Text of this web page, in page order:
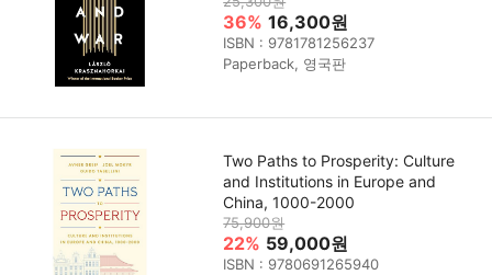
36% 16,300원
ISBN : 9781781256237
Paperback, 영국판
Two Paths to Prosperity: Culture
and Institutions in Europe and
China, 1000-2000
75,900원
22% 59,000원
ISBN : 9780691265940